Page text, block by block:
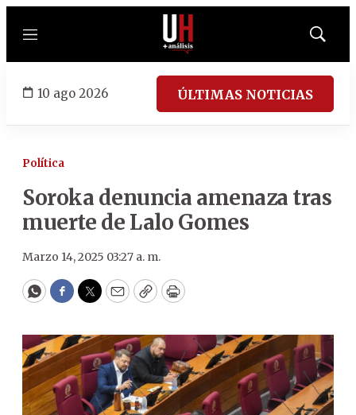
Menú
Mostrar
10 ago 2026 ÚLTIMAS NOTICIAS
Política
Soroka denuncia amenaza tras
muerte de Lalo Gomes
Marzo 14, 2025 03:27 a. m.
WhatsApp
Facebook
Twitter
EmailCopyPrint